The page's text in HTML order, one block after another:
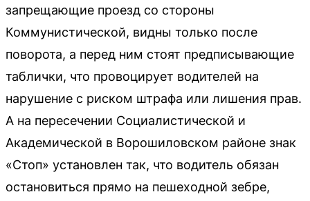
запрещающие проезд со стороны
Коммунистической, видны только после
поворота, а перед ним стоят предписывающие
таблички, что провоцирует водителей на
нарушение с риском штрафа или лишения прав.
А на пересечении Социалистической и
Академической в Ворошиловском районе знак
«Стоп» установлен так, что водитель обязан
остановиться прямо на пешеходной зебре,